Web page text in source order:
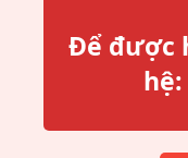
Để được
hệ: